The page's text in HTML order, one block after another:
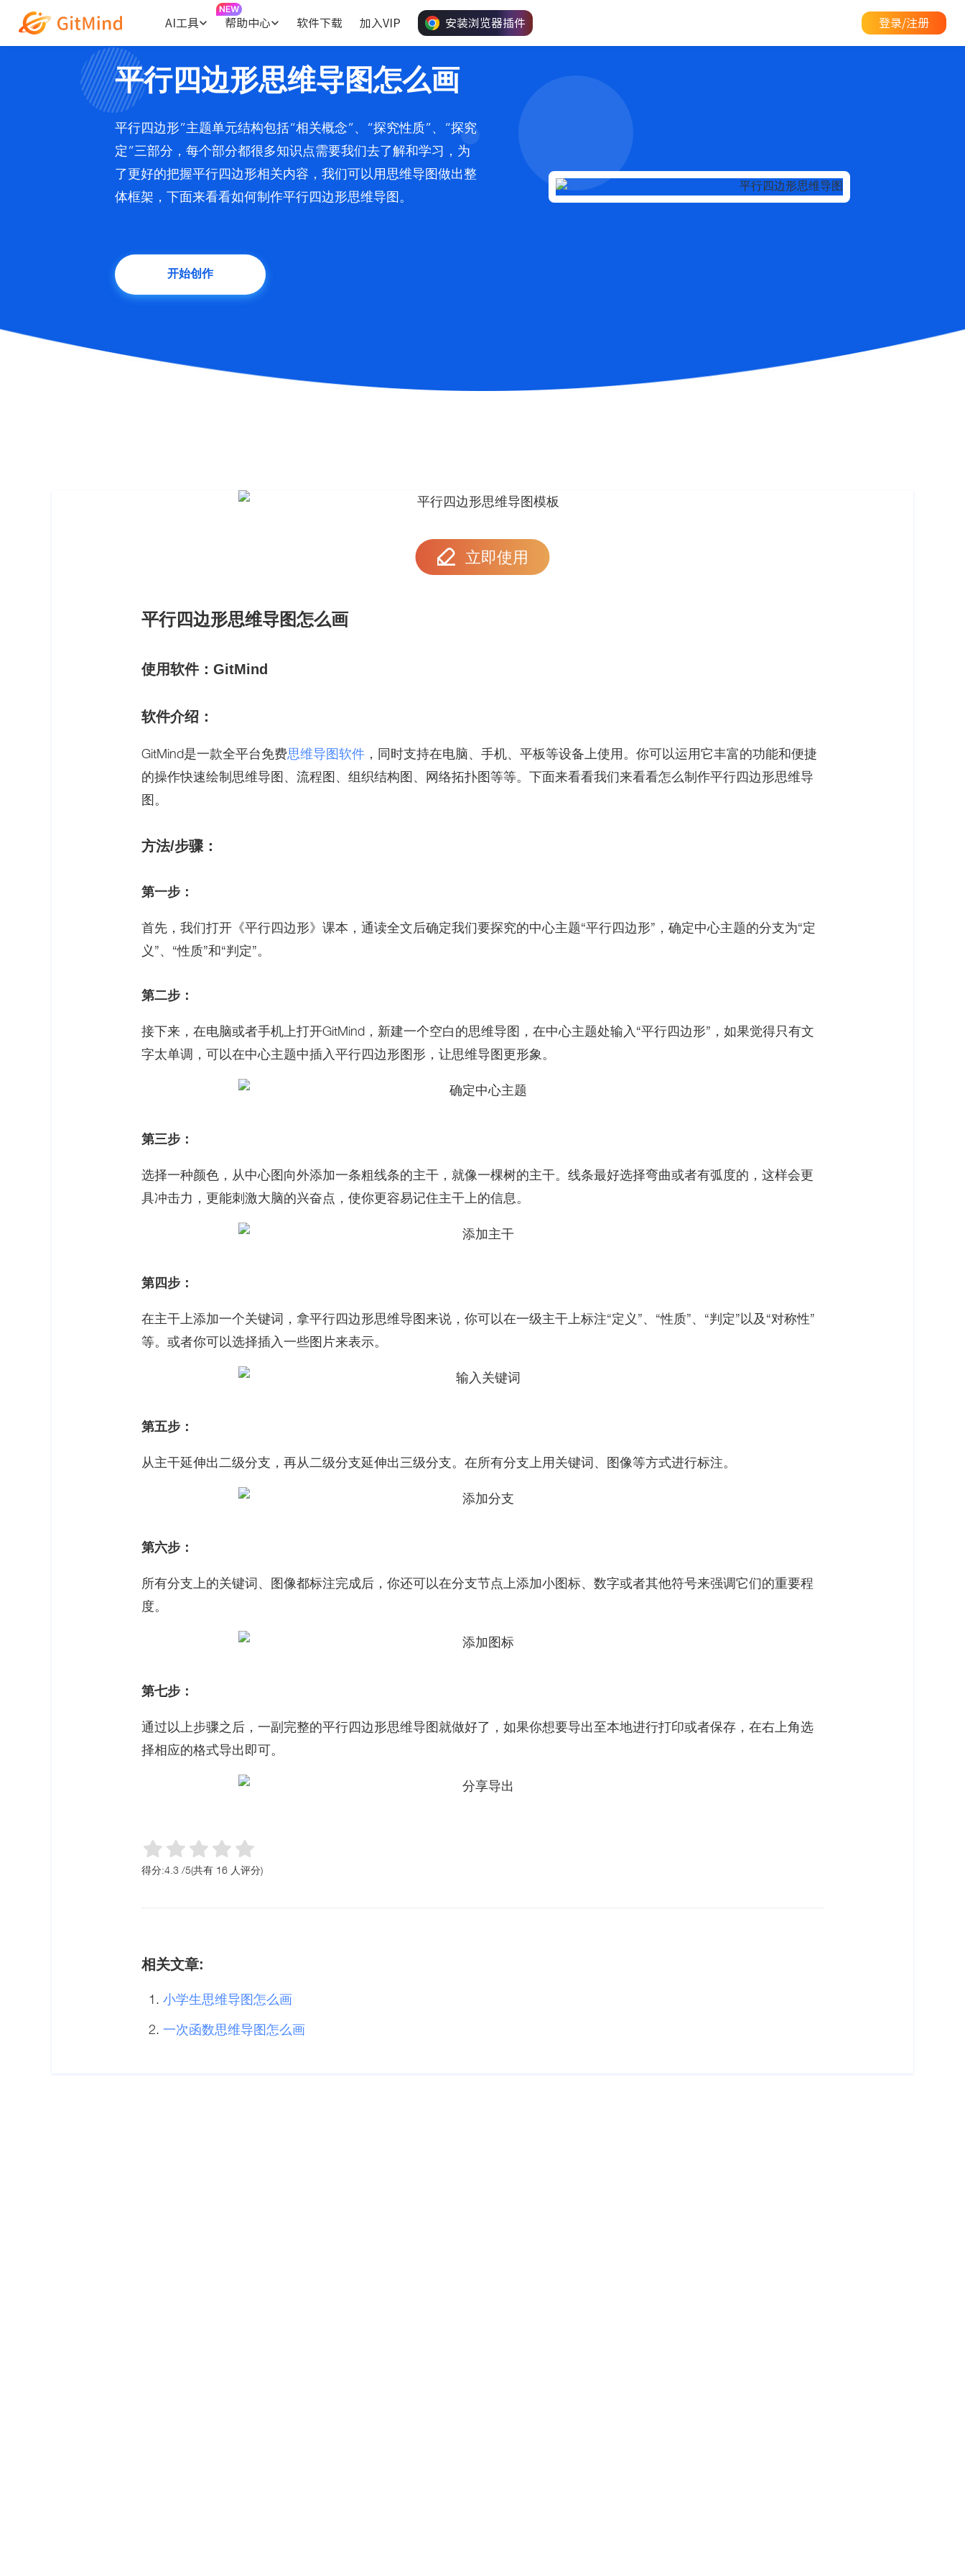
AI工具 帮助中心 软件下载 加入VIP 安装浏览器插件 登录/注册
平行四边形思维导图怎么画
平行四边形”主题单元结构包括“相关概念”、“探究性质”、“探究
定”三部分，每个部分都很多知识点需要我们去了解和学习，为
了更好的把握平行四边形相关内容，我们可以用思维导图做出整
体框架，下面来看看如何制作平行四边形思维导图。
开始创作
立即使用
平行四边形思维导图怎么画
使用软件：GitMind
软件介绍：
GitMind是一款全平台免费思维导图软件 ，同时支持在电脑、手机、平板等设备上使用。你可以运用它丰富的功能和便捷
的操作快速绘制思维导图、流程图、组织结构图、网络拓扑图等等。下面来看看我们来看看怎么制作平行四边形思维导
图。
方法/步骤：
第一步：
首先，我们打开《平行四边形》课本，通读全文后确定我们要探究的中心主题“平行四边形”，确定中心主题的分支为“定
义”、“性质”和“判定”。
第二步：
接下来，在电脑或者手机上打开GitMind，新建一个空白的思维导图，在中心主题处输入“平行四边形”，如果觉得只有文
字太单调，可以在中心主题中插入平行四边形图形，让思维导图更形象。
第三步：
选择一种颜色，从中心图向外添加一条粗线条的主干，就像一棵树的主干。线条最好选择弯曲或者有弧度的，这样会更
具冲击力，更能刺激大脑的兴奋点，使你更容易记住主干上的信息。
第四步：
在主干上添加一个关键词，拿平行四边形思维导图来说，你可以在一级主干上标注“定义”、“性质”、“判定”以及“对称性”
等。或者你可以选择插入一些图片来表示。
第五步：
从主干延伸出二级分支，再从二级分支延伸出三级分支。在所有分支上用关键词、图像等方式进行标注。
第六步：
所有分支上的关键词、图像都标注完成后，你还可以在分支节点上添加小图标、数字或者其他符号来强调它们的重要程
度。
第七步：
通过以上步骤之后，一副完整的平行四边形思维导图就做好了，如果你想要导出至本地进行打印或者保存，在右上角选
择相应的格式导出即可。
得分:4.3 /5(共有 16 人评分)
相关文章:
小学生思维导图怎么画
一次函数思维导图怎么画